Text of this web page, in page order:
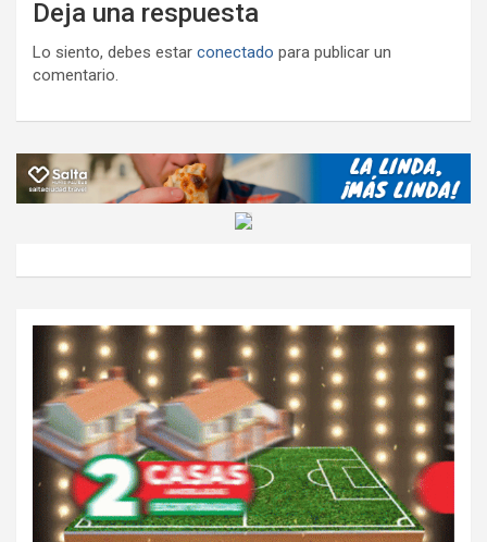
Deja una respuesta
Lo siento, debes estar conectado para publicar un
comentario.